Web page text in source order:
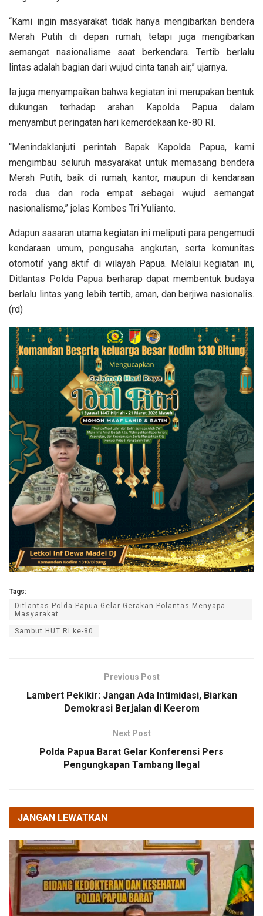
“Kami ingin masyarakat tidak hanya mengibarkan bendera
Merah Putih di depan rumah, tetapi juga mengibarkan
semangat nasionalisme saat berkendara. Tertib berlalu
lintas adalah bagian dari wujud cinta tanah air,” ujarnya.
Ia juga menyampaikan bahwa kegiatan ini merupakan bentuk
dukungan terhadap arahan Kapolda Papua dalam
menyambut peringatan hari kemerdekaan ke-80 RI.
“Menindaklanjuti perintah Bapak Kapolda Papua, kami
mengimbau seluruh masyarakat untuk memasang bendera
Merah Putih, baik di rumah, kantor, maupun di kendaraan
roda dua dan roda empat sebagai wujud semangat
nasionalisme,” jelas Kombes Tri Yulianto.
Adapun sasaran utama kegiatan ini meliputi para pengemudi
kendaraan umum, pengusaha angkutan, serta komunitas
otomotif yang aktif di wilayah Papua. Melalui kegiatan ini,
Ditlantas Polda Papua berharap dapat membentuk budaya
berlalu lintas yang lebih tertib, aman, dan berjiwa nasionalis.
(rd)
Tags:
Ditlantas Polda Papua Gelar Gerakan Polantas Menyapa
Masyarakat
Sambut HUT RI ke-80
Previous Post
Lambert Pekikir: Jangan Ada Intimidasi, Biarkan
Demokrasi Berjalan di Keerom
Next Post
Polda Papua Barat Gelar Konferensi Pers
Pengungkapan Tambang Ilegal
JANGAN LEWATKAN